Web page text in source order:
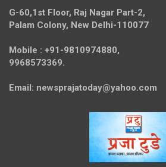
G-60,1st Floor, Raj Nagar Part-2,
Palam Colony, New Delhi-110077
Mobile : +91-9810974880,
9968573369.
Email: newsprajatoday@yahoo.com